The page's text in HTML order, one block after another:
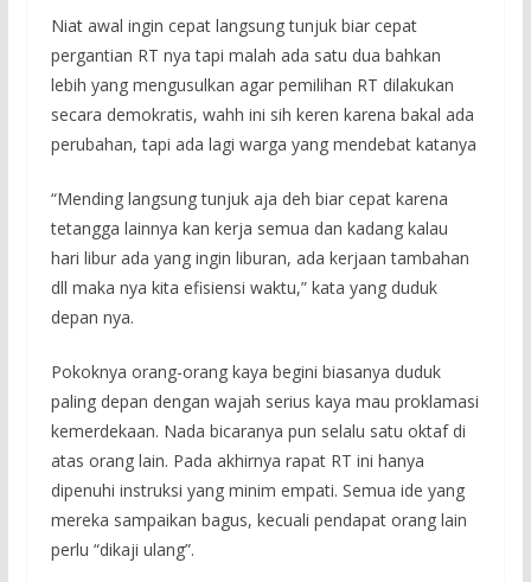
Niat awal ingin cepat langsung tunjuk biar cepat
pergantian RT nya tapi malah ada satu dua bahkan
lebih yang mengusulkan agar pemilihan RT dilakukan
secara demokratis, wahh ini sih keren karena bakal ada
perubahan, tapi ada lagi warga yang mendebat katanya
“Mending langsung tunjuk aja deh biar cepat karena
tetangga lainnya kan kerja semua dan kadang kalau
hari libur ada yang ingin liburan, ada kerjaan tambahan
dll maka nya kita efisiensi waktu,” kata yang duduk
depan nya.
Pokoknya orang-orang kaya begini biasanya duduk
paling depan dengan wajah serius kaya mau proklamasi
kemerdekaan. Nada bicaranya pun selalu satu oktaf di
atas orang lain. Pada akhirnya rapat RT ini hanya
dipenuhi instruksi yang minim empati. Semua ide yang
mereka sampaikan bagus, kecuali pendapat orang lain
perlu “dikaji ulang”.